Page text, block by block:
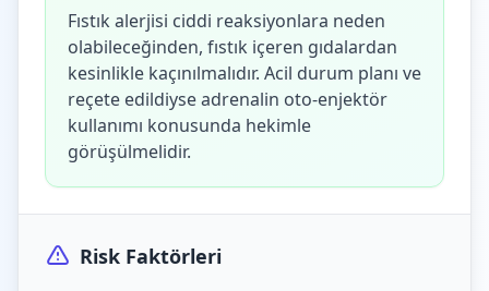
Fıstık alerjisi ciddi reaksiyonlara neden
olabileceğinden, fıstık içeren gıdalardan
kesinlikle kaçınılmalıdır. Acil durum planı ve
reçete edildiyse adrenalin oto-enjektör
kullanımı konusunda hekimle
görüşülmelidir.
Risk Faktörleri